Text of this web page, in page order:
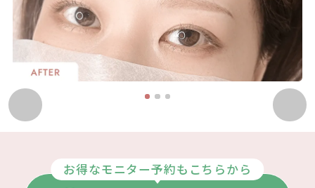
1 2 3
お得なモニター予約もこちらから